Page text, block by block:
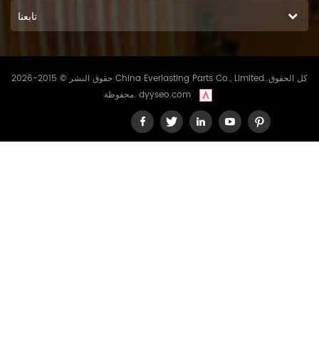
تابعنا
حقوق النشر © 2015-2026 China Everlasting Parts Co., Limited..كل الحقوق
محفوظة. dyyseo.com